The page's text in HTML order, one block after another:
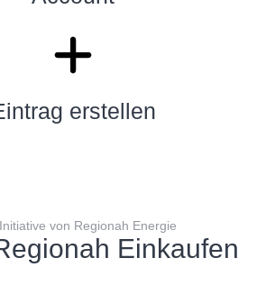
erstellen
von Regionah Energie
Einkaufen